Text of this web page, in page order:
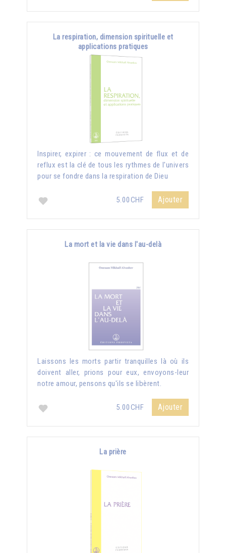
La respiration, dimension spirituelle et
applications pratiques
Inspirer, expirer : ce mouvement de flux et de
reflux est la clé de tous les rythmes de l'univers
pour se fondre dans la respiration de Dieu
5.00CHF Ajouter
La mort et la vie dans l'au-delà
Laissons les morts partir tranquilles là où ils
doivent aller, prions pour eux, envoyons-leur
notre amour, pensons qu'ils se libèrent.
5.00CHF Ajouter
La prière